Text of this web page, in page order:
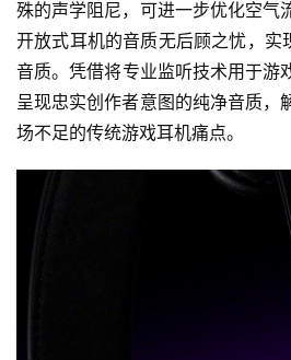
殊的声学阻尼，可进一步优化空气
开放式耳机的音质无后顾之忧，实
音质。凭借将专业监听技术用于游
呈现忠实创作者意图的纯净音质，
场不足的传统游戏耳机痛点。